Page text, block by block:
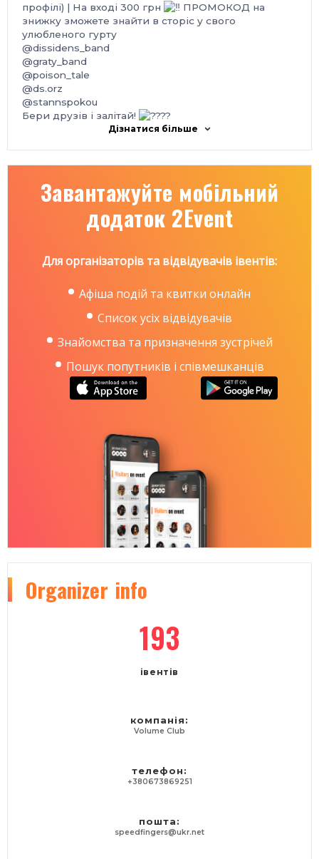
профілі) | На вході 300 грн
ПРОМОКОД на
знижку зможете знайти в сторіс у свого
улюбленого гурту
@dissidens_band
@graty_band
@poison_tale
@ds.orz
@stannspokou
Бери друзів і залітай!
Дізнатися більше
Завантажуйте мобільний
додаток 2Event
Для організаторів та відвідувачів івентів:
Афіша подій та квитки онлайн
Список усіх відвідувачів
Знайомства та призначення зустрічей
Пошук попутників і співмешканців
Organizer info
193
івентів
компанія:
Volume Club
телефон:
+380673869251
пошта:
speedfingers@ukr.net